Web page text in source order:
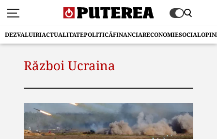
DEZVALUIRIACTUALITATEPOLITICĂFINANCIARECONOMIESOCIAL
Război Ucraina